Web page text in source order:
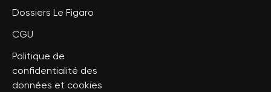
Dossiers Le Figaro
CGU
Politique de
confidentialité des
données et cookies